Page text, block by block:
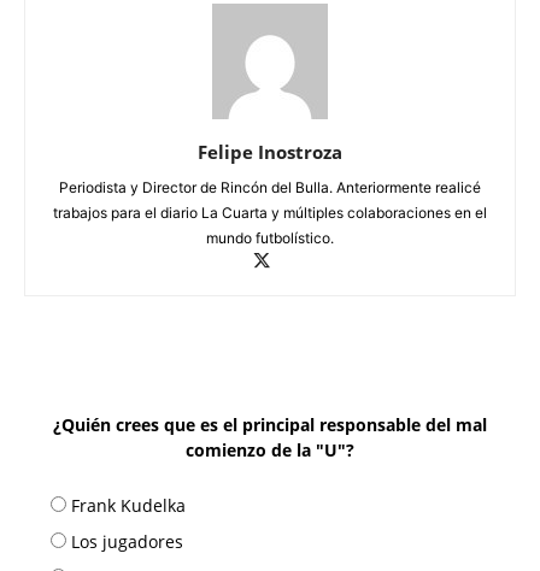
Felipe Inostroza
Periodista y Director de Rincón del Bulla. Anteriormente realicé
trabajos para el diario La Cuarta y múltiples colaboraciones en el
mundo futbolístico.
¿Quién crees que es el principal responsable del mal
comienzo de la "U"?
Frank Kudelka
Los jugadores